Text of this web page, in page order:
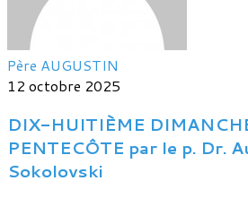
Père AUGUSTIN
12 octobre 2025
DIX-HUITIÈME
PENTECÔTE par le p. Dr.
Sokolovski